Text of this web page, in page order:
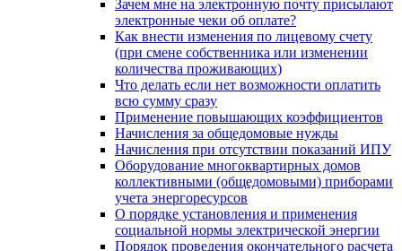
Зачем мне на электронную почту присылают
электронные чеки об оплате?
Как внести изменения по лицевому счету
(при смене собственника или изменении
количества проживающих)
Что делать если нет возможности оплатить
всю сумму сразу
Применение повышающих коэффициентов
Начисления за общедомовые нужды
Начисления при отсутствии показаний ИПУ
Оборудование многоквартирных домов
коллективными (общедомовыми) приборами
учета энергоресурсов
О порядке установления и применения
социальной нормы электрической энергии
Порядок проведения окончательного расчета